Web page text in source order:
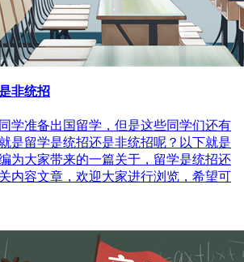
非统招
学准备出国留学，但是这些同学们还有
是留学是统招还是非统招呢？以下就是
为大家带来的一篇关于，留学是统招还
内容文章，欢迎大家进行浏览，希望可